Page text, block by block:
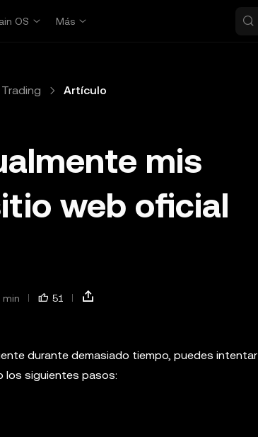
OS Más
Trading Artículo
mis
web oficial
min 51
durante demasiado tiempo, puedes intentar
los siguientes pasos: